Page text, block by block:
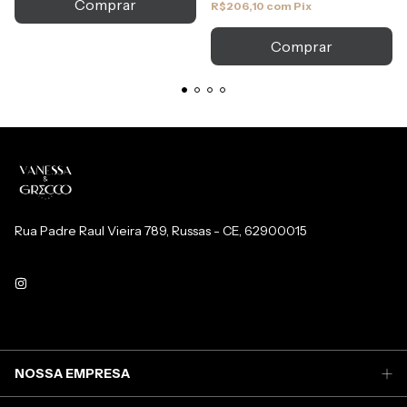
Comprar R$206,10 com Pix
Rua Padre Raul Vieira 789, Russas - CE, 62900015
NOSSA EMPRESA